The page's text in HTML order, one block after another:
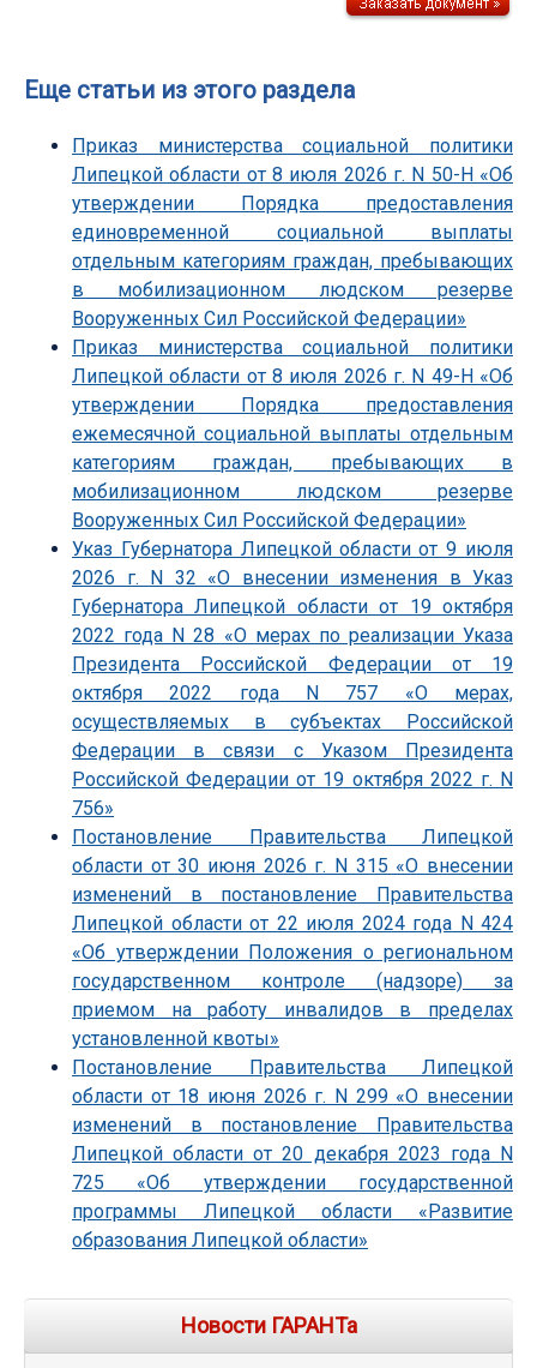
Еще статьи из этого раздела
Приказ министерства социальной политики
Липецкой области от 8 июля 2026 г. N 50-Н «Об
утверждении Порядка предоставления
единовременной социальной выплаты
отдельным категориям граждан, пребывающих
в мобилизационном людском резерве
Вооруженных Сил Российской Федерации»
Приказ министерства социальной политики
Липецкой области от 8 июля 2026 г. N 49-Н «Об
утверждении Порядка предоставления
ежемесячной социальной выплаты отдельным
категориям граждан, пребывающих в
мобилизационном людском резерве
Вооруженных Сил Российской Федерации»
Указ Губернатора Липецкой области от 9 июля
2026 г. N 32 «О внесении изменения в Указ
Губернатора Липецкой области от 19 октября
2022 года N 28 «О мерах по реализации Указа
Президента Российской Федерации от 19
октября 2022 года N 757 «О мерах,
осуществляемых в субъектах Российской
Федерации в связи с Указом Президента
Российской Федерации от 19 октября 2022 г. N
756»
Постановление Правительства Липецкой
области от 30 июня 2026 г. N 315 «О внесении
изменений в постановление Правительства
Липецкой области от 22 июля 2024 года N 424
«Об утверждении Положения о региональном
государственном контроле (надзоре) за
приемом на работу инвалидов в пределах
установленной квоты»
Постановление Правительства Липецкой
области от 18 июня 2026 г. N 299 «О внесении
изменений в постановление Правительства
Липецкой области от 20 декабря 2023 года N
725 «Об утверждении государственной
программы Липецкой области «Развитие
образования Липецкой области»
Новости ГАРАНТа